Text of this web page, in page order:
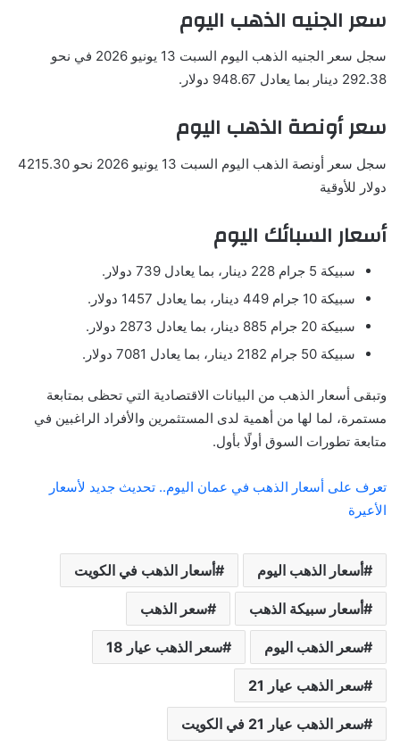
سعر الجنيه الذهب اليوم
سجل سعر الجنيه الذهب اليوم السبت 13 يونيو 2026 في نحو
292.38 دينار بما يعادل 948.67 دولار.
سعر أونصة الذهب اليوم
سجل سعر أونصة الذهب اليوم السبت 13 يونيو 2026 نحو 4215.30
دولار للأوقية
أسعار السبائك اليوم
سبيكة 5 جرام 228 دينار، بما يعادل 739 دولار.
سبيكة 10 جرام 449 دينار، بما يعادل 1457 دولار.
سبيكة 20 جرام 885 دينار، بما يعادل 2873 دولار.
سبيكة 50 جرام 2182 دينار، بما يعادل 7081 دولار.
وتبقى أسعار الذهب من البيانات الاقتصادية التي تحظى بمتابعة
مستمرة، لما لها من أهمية لدى المستثمرين والأفراد الراغبين في
متابعة تطورات السوق أولًا بأول.
تعرف على أسعار الذهب في عمان اليوم.. تحديث جديد لأسعار
الأعيرة
أسعار الذهب اليوم أسعار الذهب في الكويت
أسعار سبيكة الذهب سعر الذهب
سعر الذهب اليوم سعر الذهب عيار 18
سعر الذهب عيار 21
سعر الذهب عيار 21 في الكويت